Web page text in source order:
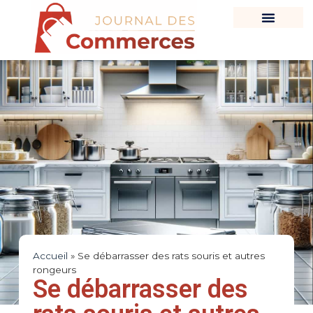
Accueil » Se débarrasser des rats souris et autres
rongeurs
Se débarrasser des